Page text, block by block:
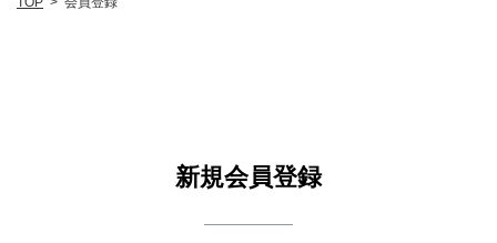
ブログ
採用情報
新規会員登録